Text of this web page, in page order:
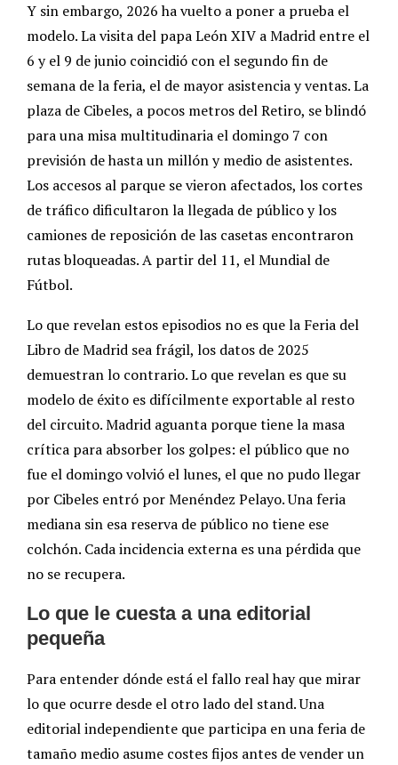
Y sin embargo, 2026 ha vuelto a poner a prueba el
modelo. La visita del papa León XIV a Madrid entre el
6 y el 9 de junio coincidió con el segundo fin de
semana de la feria, el de mayor asistencia y ventas. La
plaza de Cibeles, a pocos metros del Retiro, se blindó
para una misa multitudinaria el domingo 7 con
previsión de hasta un millón y medio de asistentes.
Los accesos al parque se vieron afectados, los cortes
de tráfico dificultaron la llegada de público y los
camiones de reposición de las casetas encontraron
rutas bloqueadas. A partir del 11, el Mundial de
Fútbol.
Lo que revelan estos episodios no es que la Feria del
Libro de Madrid sea frágil, los datos de 2025
demuestran lo contrario. Lo que revelan es que su
modelo de éxito es difícilmente exportable al resto
del circuito. Madrid aguanta porque tiene la masa
crítica para absorber los golpes: el público que no
fue el domingo volvió el lunes, el que no pudo llegar
por Cibeles entró por Menéndez Pelayo. Una feria
mediana sin esa reserva de público no tiene ese
colchón. Cada incidencia externa es una pérdida que
no se recupera.
Lo que le cuesta a una editorial
pequeña
Para entender dónde está el fallo real hay que mirar
lo que ocurre desde el otro lado del stand. Una
editorial independiente que participa en una feria de
tamaño medio asume costes fijos antes de vender un